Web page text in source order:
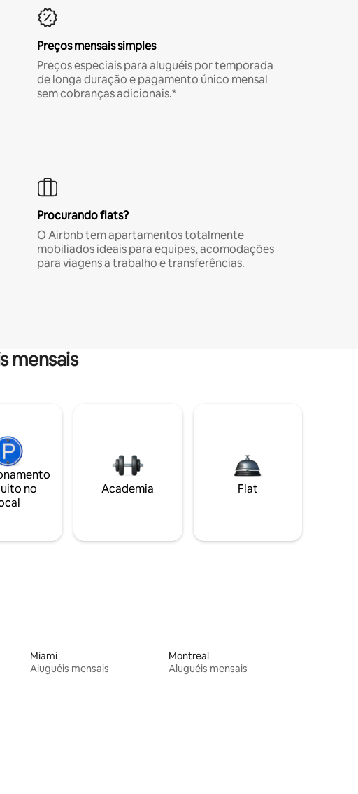
Preços mensais simples
Preços especiais para aluguéis por temporada
de longa duração e pagamento único mensal
sem cobranças adicionais.*
Procurando flats?
O Airbnb tem apartamentos totalmente
mobiliados ideais para equipes, acomodações
para viagens a trabalho e transferências.
mensais
no
Academia Flat
Miami
Aluguéis mensais
Montreal
Aluguéis mensais